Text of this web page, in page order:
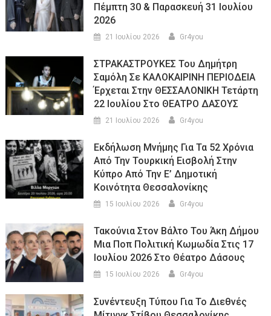
Πέμπτη 30 & Παρασκευή 31 Ιουλίου
2026
21 Ιουλίου 2026 Gr4you
ΣΤΡΑΚΑΣΤΡΟΥΚΕΣ Του Δημήτρη
Σαμόλη Σε ΚΑΛΟΚΑΙΡΙΝΗ ΠΕΡΙΟΔΕΙΑ
Έρχεται Στην ΘΕΣΣΑΛΟΝΙΚΗ Τετάρτη
22 Ιουλίου Στο ΘΕΑΤΡΟ ΔΑΣΟΥΣ
21 Ιουλίου 2026 Gr4you
Εκδήλωση Μνήμης Για Τα 52 Χρόνια
Από Την Τουρκική Εισβολή Στην
Κύπρο Από Την Ε’ Δημοτική
Κοινότητα Θεσσαλονίκης
15 Ιουλίου 2026 Gr4you
Τακούνια Στον Βάλτο Του Άκη Δήμου
Μια Ποπ Πολιτική Κωμωδία Στις 17
Ιουλίου 2026 Στο Θέατρο Δάσους
15 Ιουλίου 2026 Gr4you
Συνέντευξη Τύπου Για Το Διεθνές